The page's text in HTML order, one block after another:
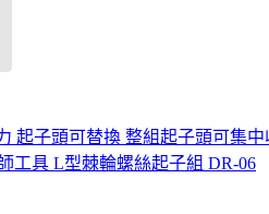
起子頭可替換 整組起子頭可集中
工具 L型棘輪螺絲起子組 DR-06